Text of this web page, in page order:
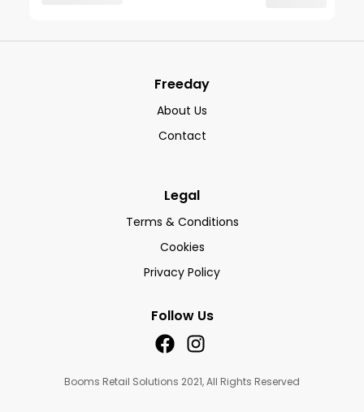
Freeday
About Us
Contact
Legal
Terms & Conditions
Cookies
Privacy Policy
Follow Us
Booms Retail Solutions 2021, All Rights Reserved